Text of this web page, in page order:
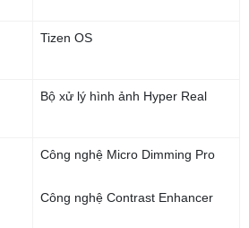
Tizen OS
Bộ xử lý hình ảnh Hyper Real
Công nghệ Micro Dimming Pro
Công nghệ Contrast Enhancer